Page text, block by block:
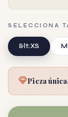
SELECCIONA
&lt;XS M
Pieza